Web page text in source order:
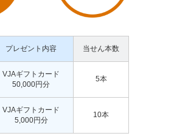
プレゼント内容 当せん本数
VJAギフトカード
50,000円分
5本
VJAギフトカード
5,000円分
10本